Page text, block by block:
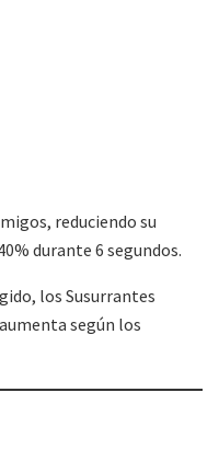
reduciendo su
durante 6 segundos.
los Susurrantes
según los